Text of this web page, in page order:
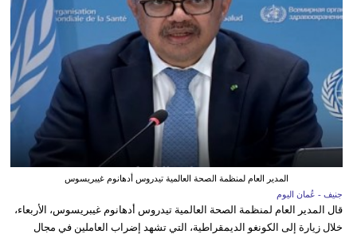
المدير العام لمنظمة الصحة العالمية تيدروس أدهانوم غيبريسوس
جنيف - عُمان اليوم
قال المدير العام لمنظمة الصحة العالمية تيدروس أدهانوم غيبريسوس، الأربعاء،
خلال زيارة إلى الكونغو الديمقراطية، التي تشهد إضراب العاملين في مجال